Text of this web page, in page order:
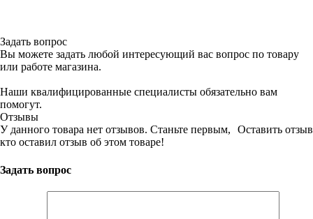
Задать вопрос
Вы можете задать любой интересующий вас вопрос по товару
или работе магазина.
Наши квалифицированные специалисты обязательно вам
помогут.
Отзывы
Оставить отзыв
У данного товара нет отзывов. Станьте первым,
кто оставил отзыв об этом товаре!
Задать вопрос